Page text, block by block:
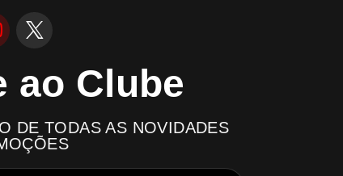
ao Clube
DE TODAS AS NOVIDADES